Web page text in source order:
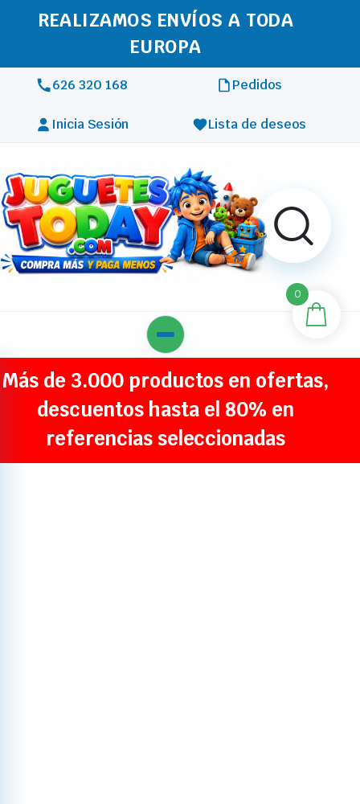
REALIZAMOS ENVÍOS A TODA
EUROPA
626 320 168 Pedidos
Inicia Sesión Lista de deseos
Más de 3.000 productos en ofertas,
descuentos hasta el 80% en
referencias seleccionadas
0